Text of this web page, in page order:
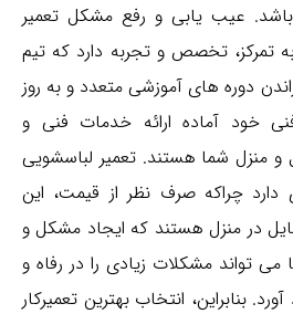
باشد. عیب یابی و رفع مشکل تعمیر
تمرکز، تخصص و تجربه دارد که تیم
دوره های آموزشی متعدد و به روز
خود آماده ارائه خدمات فنی و
منزل شما هستند. تعمیر لباسشویی
چراکه صرف نظر از قیمت، این
در منزل هستند که ایجاد مشکل و
تواند مشکلات زیادی را در رفاه و
بنابراین، انتخاب بهترین تعمیرکار